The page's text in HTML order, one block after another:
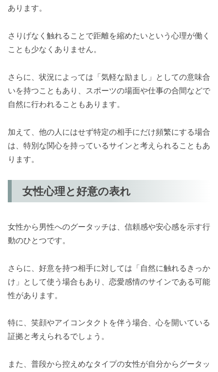
あります。
さりげなく触れることで距離を縮めたいという心理が働く
ことも少なくありません。
さらに、状況によっては「気軽な励まし」としての意味合
いを持つこともあり、スポーツの場面や仕事の合間などで
自然に行われることもあります。
加えて、他の人にはせず特定の相手にだけ頻繁にする場合
は、特別な関心を持っているサインと考えられることもあ
ります。
女性心理と好意の表れ
女性から男性へのグータッチは、信頼感や安心感を示す行
動のひとつです。
さらに、好意を持つ相手に対しては「自然に触れるきっか
け」として使う場合もあり、恋愛感情のサインである可能
性があります。
特に、笑顔やアイコンタクトを伴う場合、心を開いている
証拠と考えられるでしょう。
また、普段から控えめなタイプの女性が自分からグータッ